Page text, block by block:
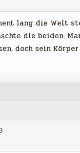
lang die Welt
die beiden.
doch sein